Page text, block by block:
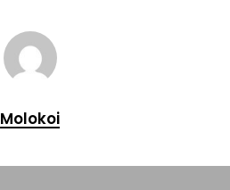
Molokoi